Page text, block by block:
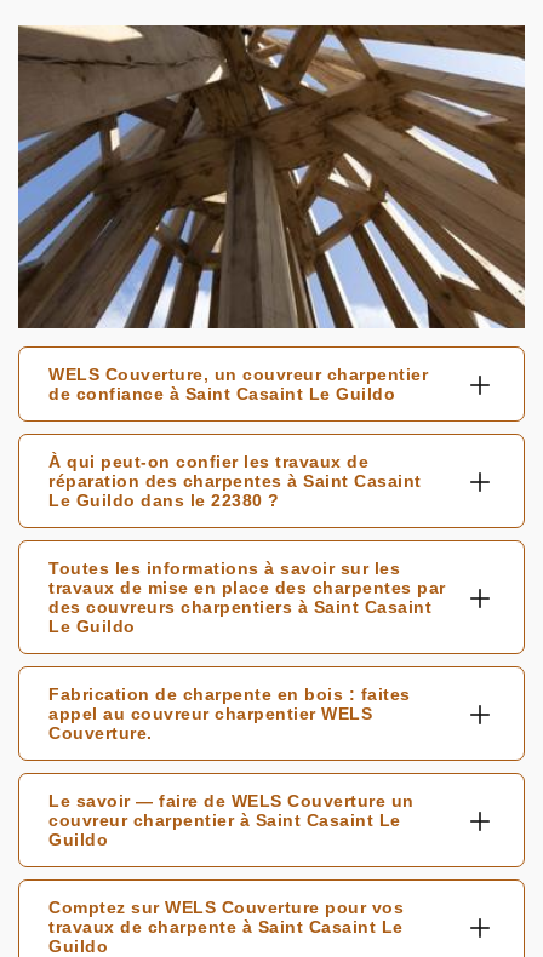
WELS Couverture, un couvreur charpentier
de confiance à Saint Casaint Le Guildo
À qui peut-on confier les travaux de
réparation des charpentes à Saint Casaint
Le Guildo dans le 22380 ?
Toutes les informations à savoir sur les
travaux de mise en place des charpentes par
des couvreurs charpentiers à Saint Casaint
Le Guildo
Fabrication de charpente en bois : faites
appel au couvreur charpentier WELS
Couverture.
Le savoir — faire de WELS Couverture un
couvreur charpentier à Saint Casaint Le
Guildo
Comptez sur WELS Couverture pour vos
travaux de charpente à Saint Casaint Le
Guildo